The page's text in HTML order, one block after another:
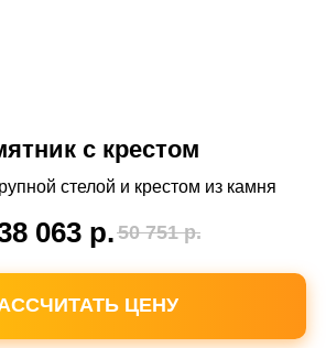
с крестом
стелой и крестом из камня
063 р.50 751 р.
ЦЕНУ